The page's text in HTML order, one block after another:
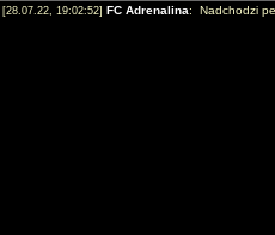
[28.07.22, 19:02:52] FC Adrenalina: Nadchodzi